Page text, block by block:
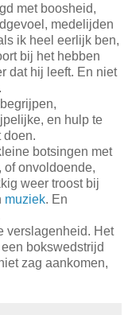
met boosheid,
medelijden
ik heel eerlijk ben,
bij het hebben
dat hij leeft. En niet
en hulp te
doen.
botsingen met
of onvoldoende,
weer troost bij
muziek. En
verslagenheid. Het
bokswedstrijd
zag aankomen,